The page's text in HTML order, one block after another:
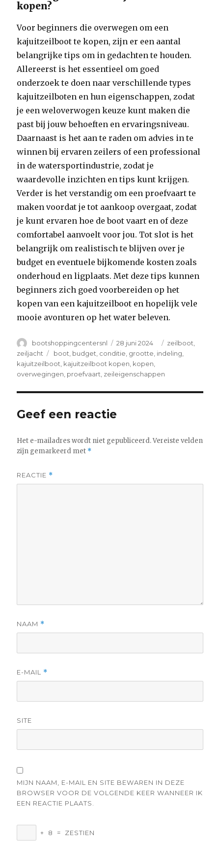
kopen?
Voor beginners die overwegen om een
kajuitzeilboot te kopen, zijn er een aantal
belangrijke tips om in gedachten te houden.
Allereerst is het essentieel om goed
onderzoek te doen naar verschillende types
kajuitzeilboten en hun eigenschappen, zodat
je een weloverwogen keuze kunt maken die
past bij jouw behoeften en ervaringsniveau.
Daarnaast is het aan te raden om advies in te
winnen bij ervaren zeilers of een professional
in de watersportindustrie, zodat je
waardevolle inzichten en tips kunt krijgen.
Verder is het verstandig om een proefvaart te
maken voordat je tot aankoop overgaat, zodat
je kunt ervaren hoe de boot vaart en of deze
comfortabel aanvoelt voor jou. Tot slot is het
belangrijk om realistisch te blijven over je
budget en eventuele bijkomende kosten zoals
onderhoud en ligplaats. Met deze tips kunnen
beginners zich goed voorbereiden op het
kopen van een kajuitzeilboot en hopelijk vele
mooie avonturen op het water beleven.
Author
bootshoppingcentersnl
Posted
on
28 juni 2024 Categories
zeilboot
zeiljacht
Tags
boot budget conditie grootte indeling
kajuitzeilboot kajuitzeilboot kopen kopen
overwegingen proefvaart zeileigenschappen
Geef een reactie
Het e-mailadres wordt niet gepubliceerd. Vereiste velden
zijn gemarkeerd met *
REACTIE *
NAAM *
E-MAIL *
SITE
MIJN NAAM, E-MAIL EN SITE BEWAREN IN DEZE
BROWSER VOOR DE VOLGENDE KEER WANNEER IK
EEN REACTIE PLAATS.
+ 8 = ZESTIEN